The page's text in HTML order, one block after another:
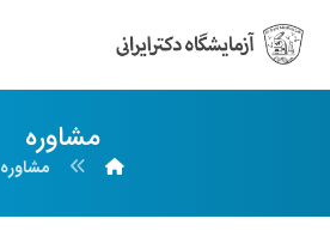
مشاوره
مشاوره